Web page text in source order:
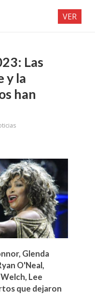
Las
y la
han
Glenda
O'Neal,
Lee
que dejaron
VER